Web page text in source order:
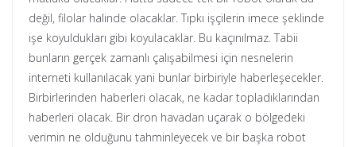
değil, filolar halinde olacaklar. Tıpkı işçilerin imece şeklinde
işe koyuldukları gibi koyulacaklar. Bu kaçınılmaz. Tabii
bunların gerçek zamanlı çalışabilmesi için nesnelerin
interneti kullanılacak yani bunlar birbiriyle haberleşecekler.
Birbirlerinden haberleri olacak, ne kadar topladıklarından
haberleri olacak. Bir dron havadan uçarak o bölgedeki
verimin ne olduğunu tahminleyecek ve bir başka robot